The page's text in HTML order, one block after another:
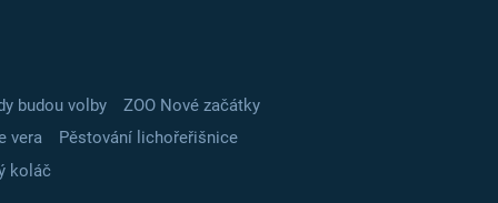
budou volby
ZOO Nové začátky
vera
Pěstování lichořeřišnice
koláč